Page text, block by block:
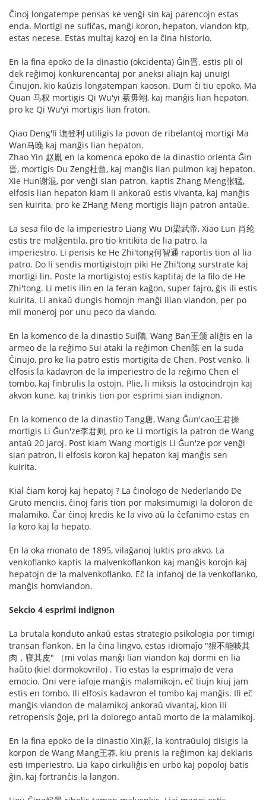
Ĉinoj longatempe pensas ke venĝi sin kaj parencojn estas
enda. Mortigi ne sufiĉas, manĝi koron, hepaton, viandon ktp,
estas necese. Estas multaj kazoj en la ĉina historio.
En la fina epoko de la dinastio (okcidenta) Ĝin晋, estis pli ol
dek reĝimoj konkurencantaj por aneksi aliajn kaj unuigi
Ĉinujon, kio kaŭzis longatempan kaoson. Dum ĉi tiu epoko, Ma
Quan 马权 mortigis Qi Wu'yi 綦毋翊, kaj manĝis lian hepaton,
pro ke Qi Wu'yi mortigis lian fraton.
Qiao Deng'li 谯登利 utiligis la povon de ribelantoj mortigi Ma
Wan马晚 kaj manĝis lian hepaton.
Zhao Yin 赵胤 en la komenca epoko de la dinastio orienta Ĝin
晋, mortigis Du Zeng杜曾, kaj manĝis lian pulmon kaj hepaton.
Xie Hun谢混, por venĝi sian patron, kaptis Zhang Meng张猛,
elfosis lian hepaton kiam li ankoraŭ estis vivanta, kaj manĝis
sen kuirita, pro ke ZHang Meng mortigis liajn patron antaŭe.
La sesa filo de la imperiestro Liang Wu Di梁武帝, Xiao Lun 肖纶
estis tre malĝentila, pro tio kritikita de lia patro, la
imperiestro. Li pensis ke He Zhi'tong何智通 raportis tion al lia
patro. Do li sendis mortigistojn piki He Zhi'tong surstrate kaj
mortigi lin. Poste la mortigistoj estis kaptitaj de la filo de He
Zhi'tong. Li metis ilin en la feran kaĝon, super fajro, ĝis ili estis
kuirita. Li ankaŭ dungis homojn manĝi ilian viandon, per po
mil moneroj por unu peco da viando.
En la komenco de la dinastio Sui隋, Wang Ban王颁 aliĝis en la
armeo de la reĝimo Sui ataki la reĝimon Chen陈 en la suda
Ĉinujo, pro ke lia patro estis mortigita de Chen. Post venko, li
elfosis la kadavron de la imperiestro de la reĝimo Chen el
tombo, kaj finbrulis la ostojn. Plie, li miksis la ostocindrojn kaj
akvon kune, kaj trinkis tion por esprimi sian indignon.
En la komenco de la dinastio Tang唐, Wang Ĝun'cao王君操
mortigis Li Ĝun'ze李君则, pro ke Li mortigis la patron de Wang
antaŭ 20 jaroj. Post kiam Wang mortigis Li Ĝun'ze por venĝi
sian patron, li elfosis koron kaj hepaton kaj manĝis sen
kuirita.
Kial ĉiam koroj kaj hepatoj ? La ĉinologo de Nederlando De
Gruto menciis, ĉinoj faris tion por maksimumigi la doloron de
malamiko. Ĉar ĉinoj kredis ke la vivo aŭ la ĉefanimo estas en
la koro kaj la hepato.
En la oka monato de 1895, vilaĝanoj luktis pro akvo. La
venkoflanko kaptis la malvenkoflankon kaj manĝis korojn kaj
hepatojn de la malvenkoflanko. Eĉ la infanoj de la venkoflanko,
manĝis homviandon.
Sekcio 4 esprimi indignon
La brutala konduto ankaŭ estas strategio psikologia por timigi
transan flankon. En la ĉina lingvo, estas idiomaĵo "狠不能啖其
肉，寝其皮" （mi volas manĝi lian viandon kaj dormi en lia
haŭto (kiel dormokovrilo) . Tio estas la esprimaĵo de vera
emocio. Oni vere iafoje manĝis malamikojn, eĉ tiujn kiuj jam
estis en tombo. Ili elfosis kadavron el tombo kaj manĝis. Ili eĉ
manĝis viandon de malamikoj ankoraŭ vivantaj, kion ili
retropensis ĝoje, pri la dolorego antaŭ morto de la malamikoj.
En la fina epoko de la dinastio Xin新, la kontraŭuloj disigis la
korpon de Wang Mang王莽, kiu prenis la reĝimon kaj deklaris
esti imperiestro. Lia kapo cirkuliĝis en urbo kaj popoloj batis
ĝin, kaj fortranĉis la langon.